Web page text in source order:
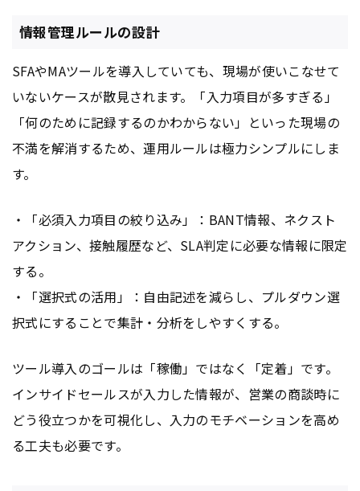
情報管理ルールの設計
SFAやMAツールを導入していても、現場が使いこなせて
いないケースが散見されます。「入力項目が多すぎる」
「何のために記録するのかわからない」といった現場の
不満を解消するため、運用ルールは極力シンプルにしま
す。
・「必須入力項目の絞り込み」：BANT情報、ネクスト
アクション、接触履歴など、SLA判定に必要な情報に限定
する。
・「選択式の活用」：自由記述を減らし、プルダウン選
択式にすることで集計・分析をしやすくする。
ツール導入のゴールは「稼働」ではなく「定着」です。
インサイドセールスが入力した情報が、営業の商談時に
どう役立つかを可視化し、入力のモチベーションを高め
る工夫も必要です。